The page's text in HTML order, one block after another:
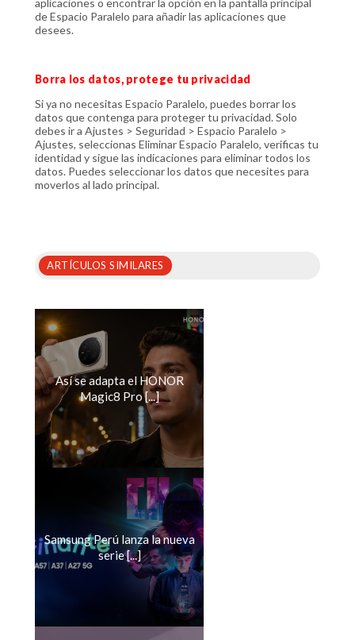
de Espacio Paralelo para añadir las aplicaciones que
desees.
Borra los datos, protege tu privacidad
Si ya no necesitas Espacio Paralelo, puedes borrar los
datos que contenga para proteger tu privacidad. Solo
debes ir a Ajustes > Seguridad > Espacio Paralelo >
Ajustes, seleccionas Eliminar Espacio Paralelo, verificas tu
identidad y sigue las indicaciones para eliminar todos los
datos. Puedes seleccionar los datos que necesites para
moverlos al lado principal.
ARTÍCULOS SIMILARES
Así se adapta el HONOR
Magic8 Pro [...]
Samsung Perú lanza la nueva
serie [...]